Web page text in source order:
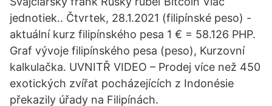
jednotiek.. Čtvrtek, 28.1.2021 (filipínské peso) -
aktuální kurz filipínského pesa 1 € = 58.126 PHP.
Graf vývoje filipínského pesa (peso), Kurzovní
kalkulačka. UVNITŘ VIDEO – Prodej více než 450
exotických zvířat pocházejících z Indonésie
překazily úřady na Filipínách.